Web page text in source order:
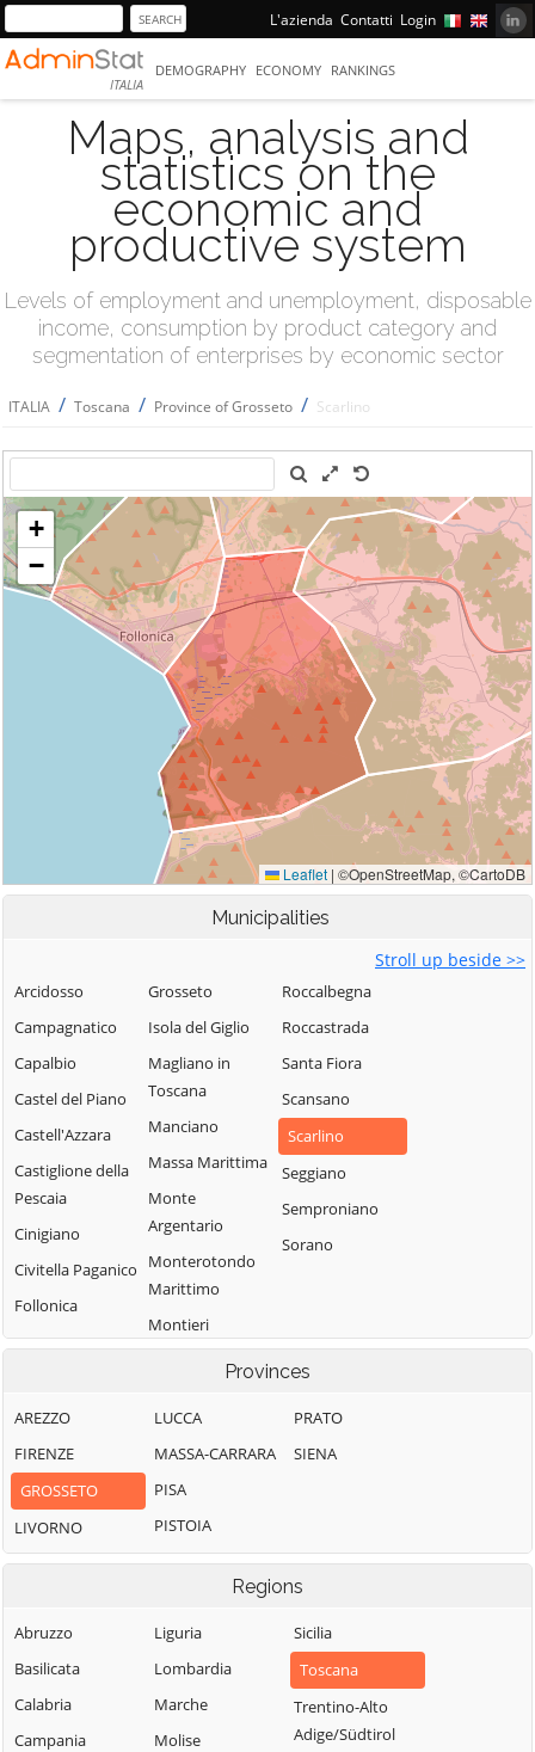
L'azienda Contatti Login
ITALIA
DEMOGRAPHY ECONOMY RANKINGS
Maps, analysis and
statistics on the
economic and
productive system
Levels of employment and unemployment, disposable
income, consumption by product category and
segmentation of enterprises by economic sector
ITALIA / Toscana / Province of Grosseto / Scarlino
Municipalities
Stroll up beside >>
Arcidosso
Campagnatico
Capalbio
Castel del Piano
Castell'Azzara
Castiglione della
Pescaia
Cinigiano
Civitella Paganico
Follonica
Gavorrano
Grosseto
Isola del Giglio
Magliano in
Toscana
Manciano
Massa Marittima
Monte
Argentario
Monterotondo
Marittimo
Montieri
Roccalbegna
Roccastrada
Santa Fiora
Scansano
Scarlino
Seggiano
Semproniano
Sorano
Provinces
AREZZO
FIRENZE
GROSSETO
LIVORNO
LUCCA
MASSA-CARRARA
PISA
PISTOIA
PRATO
SIENA
Regions
Abruzzo
Basilicata
Calabria
Campania
Liguria
Lombardia
Marche
Molise
Sicilia
Toscana
Trentino-Alto
Adige/Südtirol